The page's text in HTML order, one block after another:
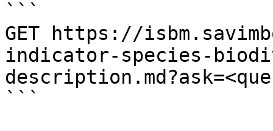
```
GET https://
indicator-species-
```